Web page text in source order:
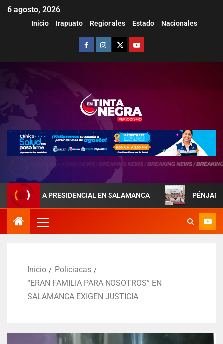
6 agosto, 2026
Inicio Irapuato Regionales Estado Nacionales
PRESIDENCIAL EN SALAMANCA PÉNJAMO
Inicio
Policiacas
“ERAN FAMILIA PARA NOSOTROS” EN
SALAMANCA EXIGEN JUSTICIA